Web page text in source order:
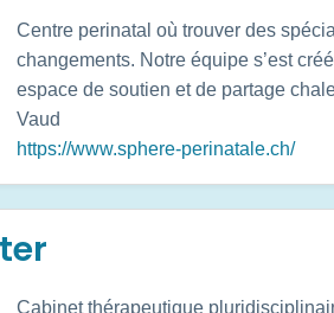
Centre perinatal où trouver des
changements. Notre équipe s’est
espace de soutien et de partage
Vaud
https://www.sphere-perinatale.ch/
Cabinet thérapeutique